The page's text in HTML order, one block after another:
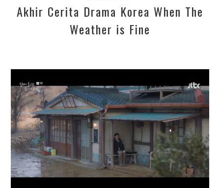
Akhir Cerita Drama Korea When The
Weather is Fine